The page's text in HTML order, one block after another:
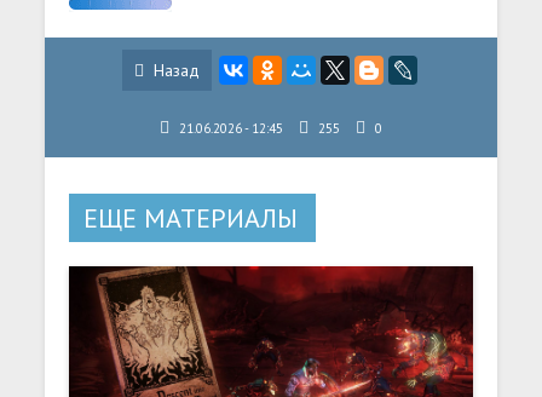
Назад
21.06.2026 - 12:45 255 0
ЕЩЕ МАТЕРИАЛЫ